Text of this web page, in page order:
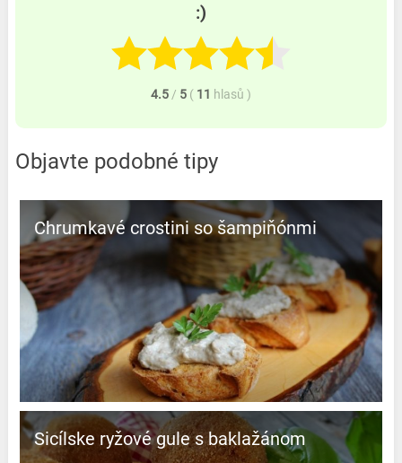
:)
4.5 / 5 ( 11 hlasů )
Objavte podobné tipy
Chrumkavé crostini so šampiňónmi
Sicílske ryžové gule s baklažánom